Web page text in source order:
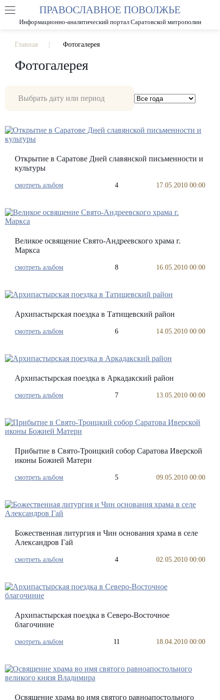
РАЗМЕР ШРИФТА А А
ПРАВОСЛАВНОЕ ПОВОЛЖЬЕ
Информационно-аналитический портал Саратовской митрополии
Главная Фотогалерея
Фотогалерея
Открытие в Саратове Дней славянской письменности и
культуры
смотреть альбом 4 17.05.2010 00:00
Великое освящение Свято-Андреевского храма г.
Маркса
смотреть альбом 8 16.05.2010 00:00
Архипастырская поездка в Татищевский район
смотреть альбом 6 14.05.2010 00:00
Архипастырская поездка в Аркадакский район
смотреть альбом 7 13.05.2010 00:00
Прибытие в Свято-Троицкий собор Саратова Иверской
иконы Божией Матери
смотреть альбом 5 09.05.2010 00:00
Божественная литургия и Чин основания храма в селе
Александров Гай
смотреть альбом 4 02.05.2010 00:00
Архипастырская поездка в Северо-Восточное
благочиние
смотреть альбом 11 18.04.2010 00:00
Освящение храма во имя святого равноапостольного